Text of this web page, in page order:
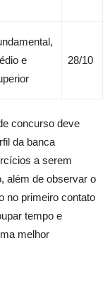
e
28/10
concurso deve
da banca
a serem
além de observar o
no primeiro contato
tempo e
melhor